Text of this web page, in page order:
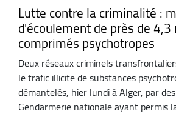
Lutte contre la criminalité :
d'écoulement de près de
comprimés psychotropes
Deux réseaux criminels
le trafic illicite de substances
démantelés, hier lundi à Alger, par
Gendarmerie nationale ayant permis